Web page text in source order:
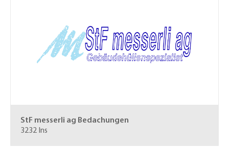
StF messerli ag Bedachungen
3232 Ins